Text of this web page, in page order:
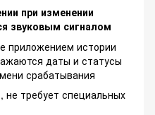
при изменении
звуковым сигналом
приложением истории
даты и статусы
срабатывания
не требует специальных